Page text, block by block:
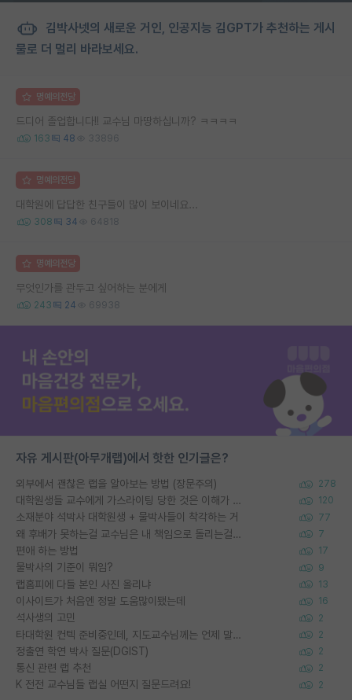
김박사넷의 새로운 거인, 인공지능 김GPT가 추천하는 게시
물로 더 멀리 바라보세요.
명예의전당
드디어 졸업합니다!! 교수님 마땅하십니까? ㅋㅋㅋㅋ
163 48 33896
명예의전당
대학원에 답답한 친구들이 많이 보이네요...
308 34 64818
명예의전당
무엇인가를 관두고 싶어하는 분에게
243 24 69938
자유 게시판(아무개랩)에서 핫한 인기글은?
외부에서 괜찮은 랩을 알아보는 방법 (장문주의) 278
대학원생들 교수에게 가스라이팅 당한 것은 이해가 갑니다. 안타깝네요. 120
소재분야 석박사 대학원생 + 물박사들이 착각하는 거 77
왜 후배가 못하는걸 교수님은 내 책임으로 돌리는걸까요? 7
편애 하는 방법 17
물박사의 기준이 뭐임? 9
랩홈피에 다들 본인 사진 올리냐 13
이사이트가 처음엔 정말 도움많이됐는데 16
석사생의 고민 2
타대학원 컨텍 준비중인데, 지도교수님께는 언제 말씀드려야 할까요? 2
정출연 학연 박사 질문(DGIST) 2
통신 관련 랩 추천 2
K 전전 교수님들 랩실 어떤지 질문드려요! 2